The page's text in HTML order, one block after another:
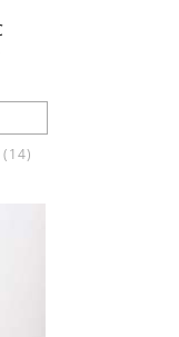
(14)